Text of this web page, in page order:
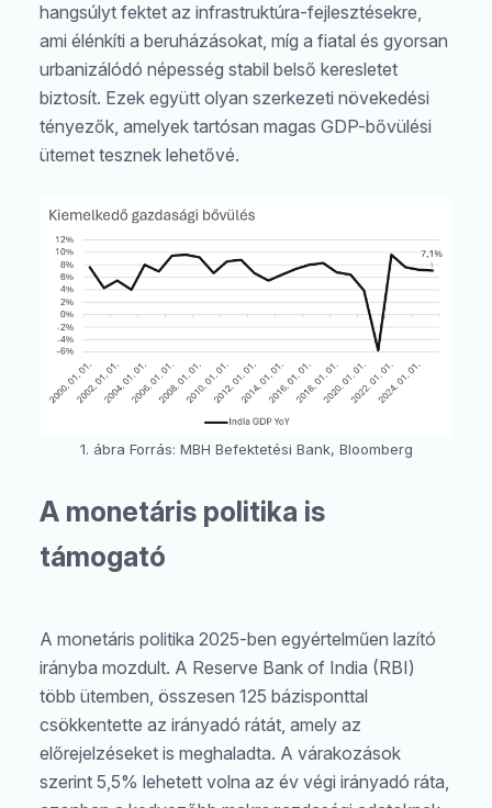
hangsúlyt fektet az infrastruktúra-fejlesztésekre,
ami élénkíti a beruházásokat, míg a fiatal és gyorsan
urbanizálódó népesség stabil belső keresletet
biztosít. Ezek együtt olyan szerkezeti növekedési
tényezők, amelyek tartósan magas GDP-bővülési
ütemet tesznek lehetővé.
1. ábra Forrás: MBH Befektetési Bank, Bloomberg
A monetáris politika is
támogató
A monetáris politika 2025-ben egyértelműen lazító
irányba mozdult. A Reserve Bank of India (RBI)
több ütemben, összesen 125 bázisponttal
csökkentette az irányadó rátát, amely az
előrejelzéseket is meghaladta. A várakozások
szerint 5,5% lehetett volna az év végi irányadó ráta,